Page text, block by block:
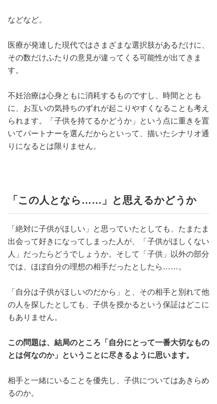
などなど。
医療が発達した現代ではさまざまな選択肢があるだけに、
その数だけふたりの意見が違ってくる可能性が出てきま
す。
不妊治療は心身ともに消耗するものですし、時間ととも
に、お互いの気持ちのずれが起こりやすくなることも考え
られます。「子供を持てるかどうか」という点に重きを置
いてパートナーを選んだからといって、描いたシナリオ通
りになるとは限りません。
「この人となら……」と思えるかどうか
「絶対に子供がほしい」と思っていたとしても、たまたま
出会って好きになってしまった人が、「子供がほしくない
人」だったらどうでしょうか。そして「子供」以外の部分
では、ほぼ自分の理想の相手だったとしたら……。
「自分は子供がほしいのだから」と、その相手と別れて他
の人を探したとしても、子供を授かるという保証はどこに
もありません。
この問題は、結局のところ「自分にとって一番大切なもの
とは何なのか」ということに尽きるように思います。
相手と一緒にいることを優先し、子供についてはあきらめ
るのか。